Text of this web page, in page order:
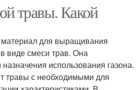
травы. Какой
для выращивания
виде смеси трав. Она
использования газона.
травы с необходимыми для